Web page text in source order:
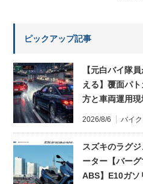
ピックアップ記事
【元白バイ隊
える】覆面パ
方と車両運用
2026/8/6 バイ
スズキのラグ
ーター【バー
ABS】E10ガソ